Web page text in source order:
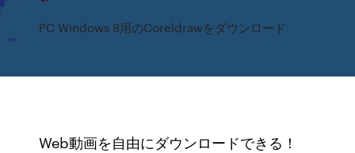
PC Windows 8用のCoreldrawをダウンロード
Web動画を自由にダウンロードできる！